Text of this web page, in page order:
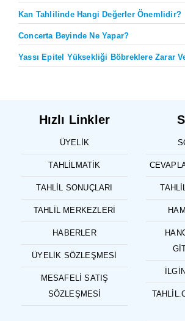
Kan Tahlilinde Hangi Değerler Önemlidir?
Concerta Beyinde Ne Yapar?
Yassı Epitel Yüksekliği Böbreklere Zarar
Hızlı Linkler
ÜYELIK
TAHLILMATIK
TAHLIL SONUÇLARI
TAHLIL MERKEZLERI
HABERLER
ÜYELIK SÖZLEŞMESI
MESAFELI SATIŞ
SÖZLEŞMESI